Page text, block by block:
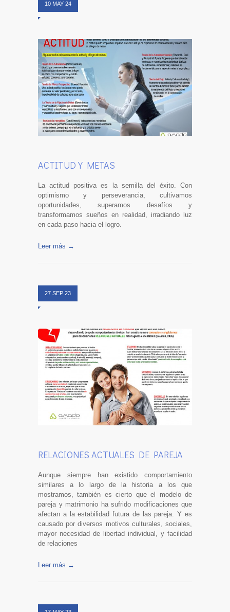
10 MAY 24
ACTITUD Y METAS
La actitud positiva es la semilla del éxito. Con
optimismo y perseverancia, cultivamos
oportunidades, superamos desafíos y
transformamos sueños en realidad, irradiando luz
en cada paso hacia el logro.
Leer más →
27 SEP 23
RELACIONES ACTUALES DE PAREJA
Aunque siempre han existido comportamiento
similares a lo largo de la historia a los que
mostramos, también es cierto que el modelo de
pareja y matrimonio ha sufrido modificaciones que
afectan a la estabilidad futura de las pareja. Y es
causado por diversos motivos culturales, sociales,
mayor necesidad de libertad individual, y facilidad
de relaciones
Leer más →